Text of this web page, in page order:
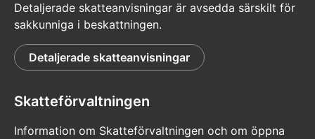
Detaljerade skatteanvisningar är avsedda särskilt för
sakkunniga i beskattningen.
Detaljerade skatteanvisningar
Skatteförvaltningen
Information om Skatteförvaltningen och om öppna